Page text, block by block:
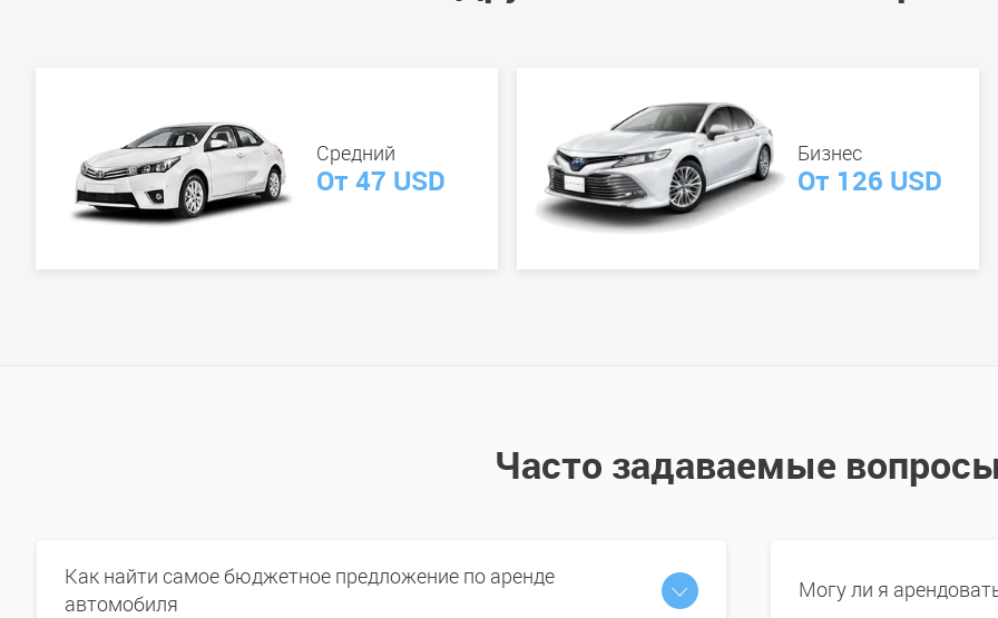
Средний
От 47 USD
Бизнес
От 126 USD
Часто задаваемые
Как найти самое бюджетное предложение по аренде
автомобиля
Могу ли я